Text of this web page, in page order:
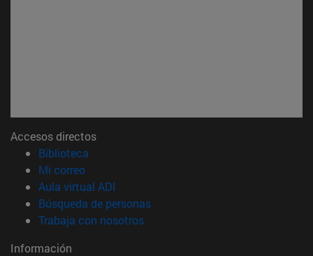
Accesos directos
Biblioteca
Mi correo(abre en nueva ventana)
Aula virtual ADI
Búsqueda de personas(abre en nueva ventana)
Trabaja con nosotros(abre en nueva ventana)
Información